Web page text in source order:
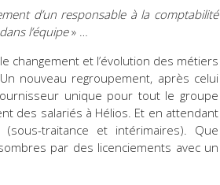
d’un responsable à la comptabilité
l’équipe» …
changement et l’évolution des métiers
nouveau regroupement, après celui
unique pour tout le groupe
des salariés à Hélios. Et en attendant
traitance et intérimaires). Que
par des licenciements avec un